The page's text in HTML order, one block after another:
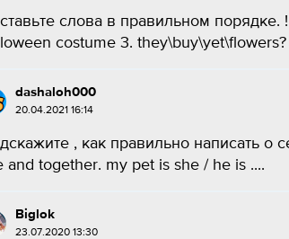
слова в правильном
costume 3.
dashaloh000
20.04.2021 16:14
, как правильно написать о
and together. my pet is she / he is ....
Biglok
23.07.2020 13:30